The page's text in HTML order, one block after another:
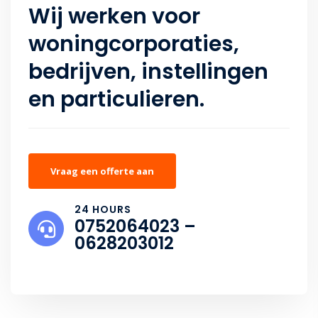
Wij werken voor
woningcorporaties,
bedrijven, instellingen
en particulieren.
Vraag een offerte aan
24 HOURS
0752064023 –
0628203012